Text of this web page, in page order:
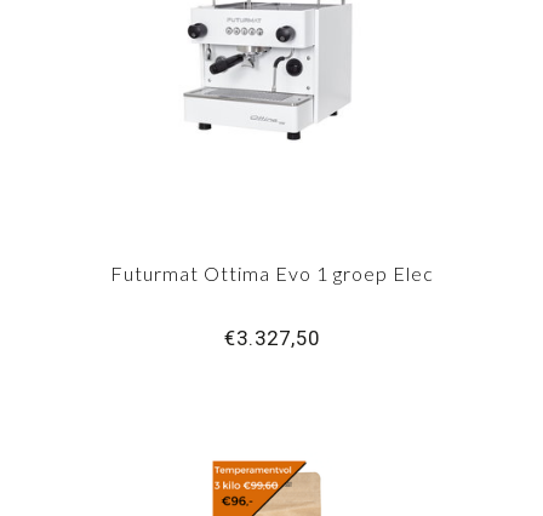
Futurmat Ottima Evo 1 groep Elec
€3.327,50